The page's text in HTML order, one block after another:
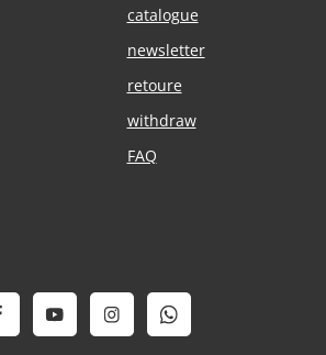
catalogue
newsletter
retoure
withdraw
FAQ